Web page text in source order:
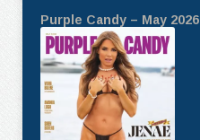
Purple Candy – May 2026